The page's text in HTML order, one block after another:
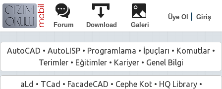
Üye Ol
Giriş
Forum
Download Galeri
AutoCAD • AutoLISP • Programlama • İpuçları • Komutlar •
Terimler • Eğitimler • Kariyer • Genel Bilgi
aLd • TCad • FacadeCAD • Cephe Kot• HQ Library•